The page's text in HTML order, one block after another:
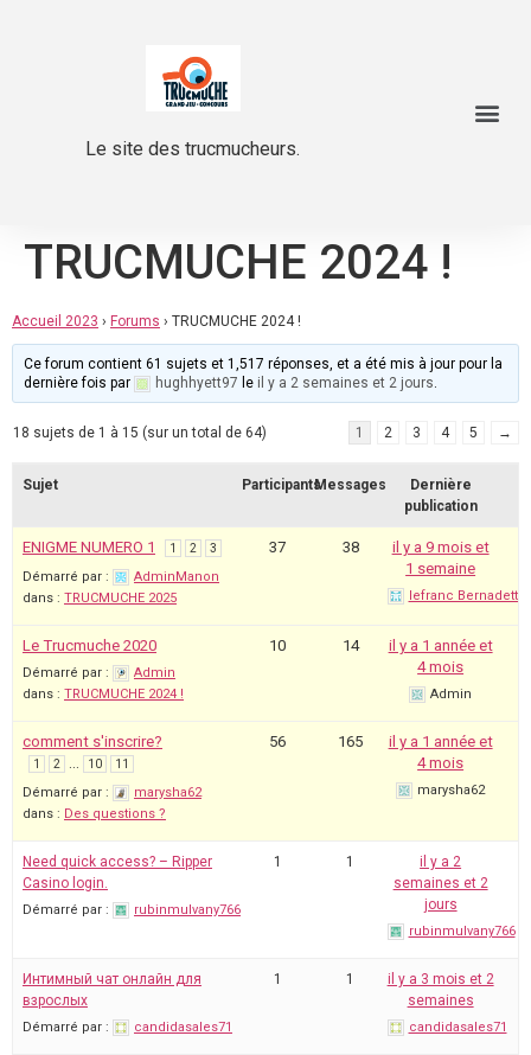
Le site des trucmucheurs.
TRUCMUCHE 2024 !
Accueil 2023 › Forums › TRUCMUCHE 2024 !
Ce forum contient 61 sujets et 1,517 réponses, et a été mis à jour pour la
dernière fois par
hughhyett97 le il y a 2 semaines et 2 jours.
18 sujets de 1 à 15 (sur un total de 64) 1 2 3 4 5 →
Sujet ParticipantsMessages
Dernière
publication
ENIGME NUMERO 1 1 2 3
Démarré par :
AdminManon
dans : TRUCMUCHE 2025
37 38
il y a 9 mois et
1 semaine
lefranc Bernadette
Le Trucmuche 2020
Démarré par :
Admin
dans : TRUCMUCHE 2024 !
10 14
il y a 1 année et
4 mois
Admin
comment s'inscrire?
1 2 … 10 11
Démarré par :
marysha62
dans : Des questions ?
56 165
il y a 1 année et
4 mois
marysha62
Need quick access? – Ripper
Casino login.
Démarré par : rubinmulvany766
1 1
il y a 2
semaines et 2
jours
rubinmulvany766
Интимный чат онлайн для
взрослых
Démarré par : candidasales71
1 1
il y a 3 mois et 2
semaines
candidasales71